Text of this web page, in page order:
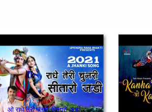
ओ राधे तेरी चुनरी सितारों जड़ी